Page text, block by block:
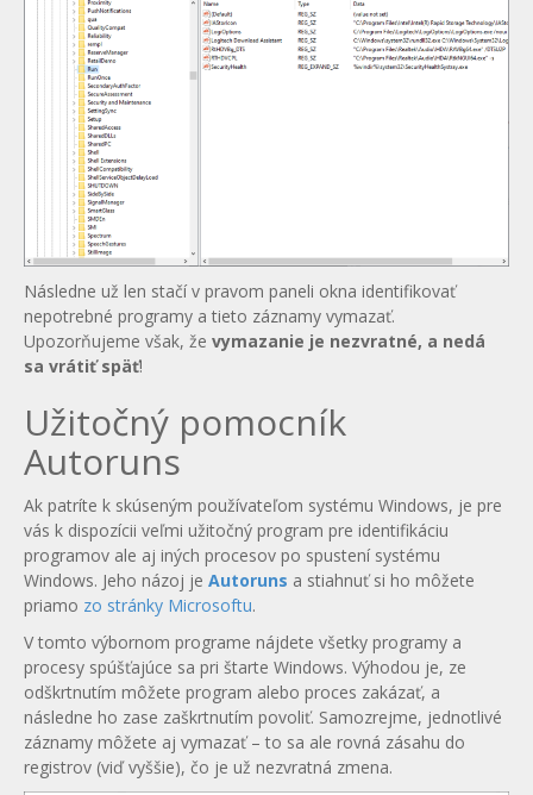
Následne už len stačí v pravom paneli okna identifikovať
nepotrebné programy a tieto záznamy vymazať.
Upozorňujeme však, že vymazanie je nezvratné, a nedá
sa vrátiť späť!
Užitočný pomocník
Autoruns
Ak patríte k skúseným používateľom systému Windows, je pre
vás k dispozícii veľmi užitočný program pre identifikáciu
programov ale aj iných procesov po spustení systému
Windows. Jeho názoj je Autoruns a stiahnuť si ho môžete
priamo zo stránky Microsoftu.
V tomto výbornom programe nájdete všetky programy a
procesy spúšťajúce sa pri štarte Windows. Výhodou je, ze
odškrtnutím môžete program alebo proces zakázať, a
následne ho zase zaškrtnutím povoliť. Samozrejme, jednotlivé
záznamy môžete aj vymazať – to sa ale rovná zásahu do
registrov (viď vyššie), čo je už nezvratná zmena.